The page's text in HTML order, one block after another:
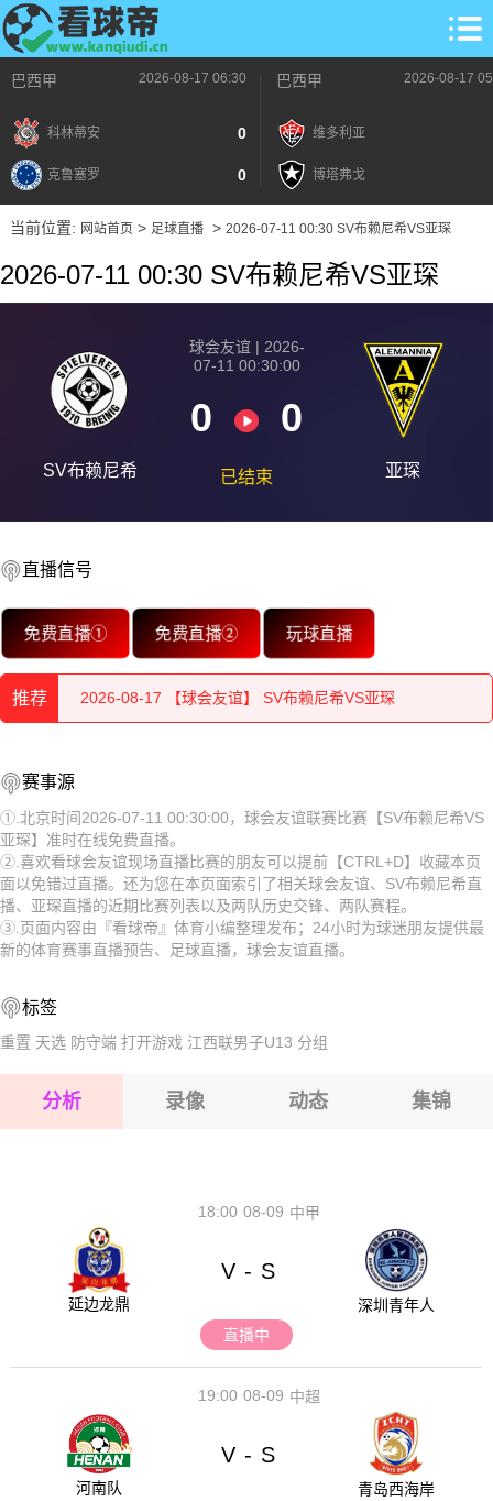
巴西甲 2026-08-17 06:30
科林蒂安 0
克鲁塞罗 0
巴西甲 2026-08-17
维多利亚
博塔弗戈
当前位置: 网站首页> 足球直播> 2026-07-11 00:30 SV布赖尼希VS亚琛
2026-07-11 00:30 SV布赖尼希VS亚琛
SV布赖尼希
球会友谊 | 2026-
07-11 00:30:00
0 0
已结束 亚琛
直播信号
免费直播① 免费直播② 玩球直播
推荐
2026-08-17 【球会友谊】 SV布赖尼希VS亚琛
2026-08-17 【球会友谊】 SV布赖尼希VS亚琛
2026-08-17 【球会友谊】 SV布赖尼希VS亚琛
2026-08-17 【球会友谊】 SV布赖尼希VS亚琛
2026-08-17 【球会友谊】 SV布赖尼希VS亚琛
2026-08-17 【球会友谊】 SV布赖尼希VS亚琛
2026-08-17 【球会友谊】 SV布赖尼希VS亚琛
2026-08-17 【球会友谊】 SV布赖尼希VS亚琛
2026-08-17 【球会友谊】 SV布赖尼希VS亚琛
赛事源
①.北京时间2026-07-11 00:30:00，球会友谊联赛比赛【SV布赖尼希VS
亚琛】准时在线免费直播。
②.喜欢看球会友谊现场直播比赛的朋友可以提前【CTRL+D】收藏本页
面以免错过直播。还为您在本页面索引了相关球会友谊、SV布赖尼希直
播、亚琛直播的近期比赛列表以及两队历史交锋、两队赛程。
③.页面内容由『看球帝』体育小编整理发布；24小时为球迷朋友提供最
新的体育赛事直播预告、足球直播，球会友谊直播。
标签
重置 天选 防守端 打开游戏 江西联男子U13 分组
分析 录像 动态 集锦
08-09
18:00 中甲
延边龙鼎
V - S
深圳青年人
直播中
08-09
19:00 中超
河南队
V - S
青岛西海岸